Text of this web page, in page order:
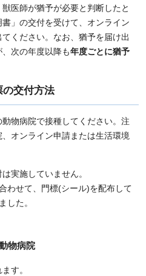
医師が猶予が必要と判断したと
」の交付を受けて、オンライン
ください。なお、猶予を届け出
次の年度以降も年度ごとに猶予
の交付方法
物病院で接種してください。注
オンライン申請または生活環境
実施していません。
わせて、門標(シール)を配布して
した。
物病院
す。